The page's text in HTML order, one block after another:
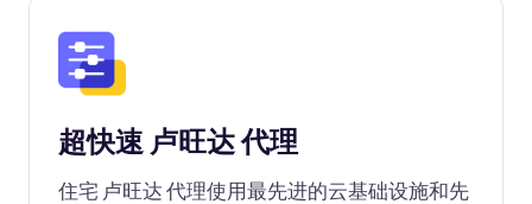
超快速 卢旺达 代理
住宅 卢旺达 代理使用最先进的云基础设施和先